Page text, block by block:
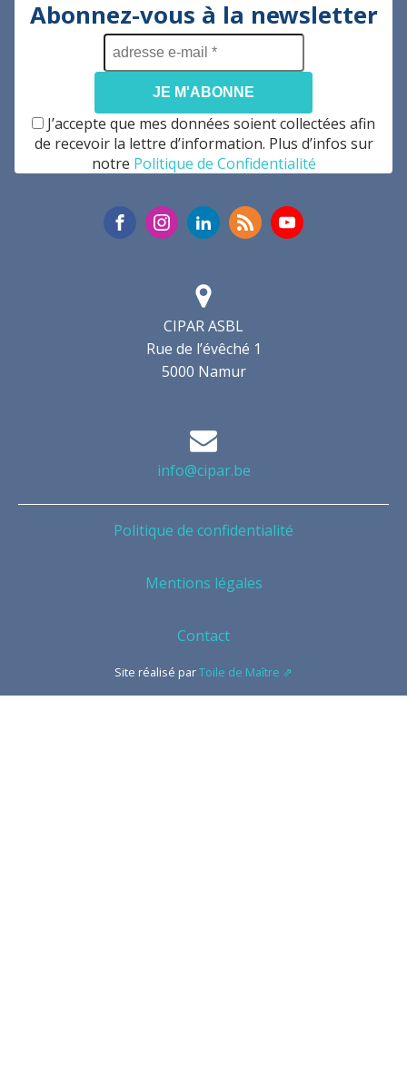
CIPAR ASBL
Rue de l’évêché 1
5000 Namur
info@cipar.be
Politique de confidentialité
Mentions légales
Contact
Abonnez-vous à la newsletter
adresse
e-
mail
*
J’accepte que mes données soient collectées afin
de recevoir la lettre d’information. Plus d’infos sur
notre Politique de Confidentialité
Site réalisé parToile de Maître ⇗